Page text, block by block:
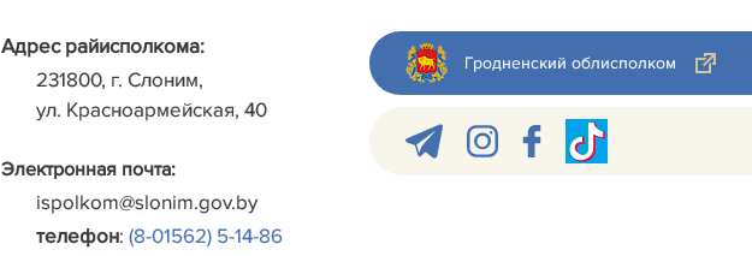
Адрес райисполкома:
231800, г. Слоним,
ул. Красноармейская, 40
Электронная почта:
ispolkom@slonim.gov.by
телефон: (8-01562) 5-14-86
Гродненский облисполком